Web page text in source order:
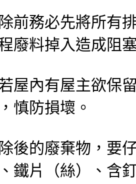
前務必先將所有
廢料掉入造成阻
屋內有屋主欲保
慎防損壞。
後的廢棄物，要
鐵片（絲）、含